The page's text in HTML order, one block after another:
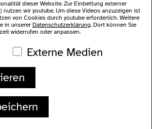
über uns
addresse
kontakt
newsletter
supported by
impressum
datenschutz
dieser Website. Zur Einbettung externer
nutzen wir youtube. Um diese Videos anzuzeigen ist
von Cookies durch youtube erforderlich. Weitere
in unserer Datenschutzerklärung. Dort können Sie
widerrufen oder anpassen.
Externe Medien